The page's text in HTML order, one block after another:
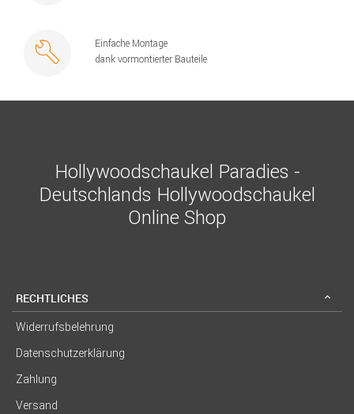
Einfache Montage
dank vormontierter Bauteile
Hollywoodschaukel Paradies -
Deutschlands Hollywoodschaukel
Online Shop
RECHTLICHES
Widerrufsbelehrung
Datenschutzerklärung
Zahlung
Versand